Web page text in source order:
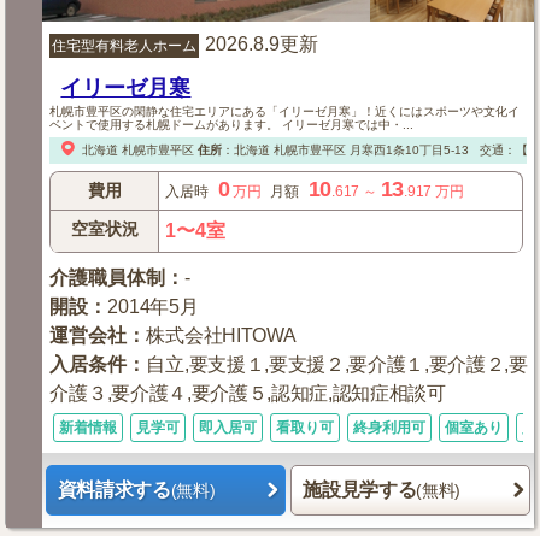
住宅型有料老人ホーム 2026.8.9更新
イリーゼ月寒
札幌市豊平区の閑静な住宅エリアにある「イリーゼ月寒」！近くにはスポーツや文化イ
ベントで使用する札幌ドームがあります。 イリーゼ月寒では中・...
北海道 札幌市豊平区 住所： 北海道 札幌市豊平区月寒西1条10丁目5-13 交通：【
費用 入居時 0万円 月額 10 .617 ～ 13 .917 万円
空室状況 1〜4室
介護職員体制 ：-
開設 ： 2014年5月
運営会社 ：株式会社HITOWA
入居条件： 自立,要支援１,要支援２,要介護１,要介護２,要
介護３,要介護４,要介護５,認知症,認知症相談可
新着情報 見学可 即入居可 看取り可 終身利用可 個室あり
資料請求する(無料) 施設見学する(無料)